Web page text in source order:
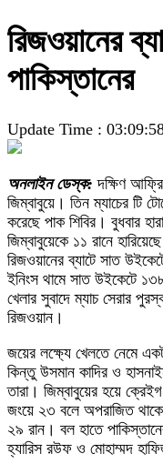
রিজওয়ানের
পাকিস্তানের
Update Time :
অনলাইন ডেস্ক: দক্ষিণ
জিম্বাবুয়ে। তিন ম্যাচের টি
করেছে পাক শিবির। বুধবার
জিম্বাবুয়েকে ১১ রানে
রিজওয়ানের ব্যাটে সাত
ইনিংস থামে সাত উইকেটে
খেলার সুবাদে ম্যাচ সেরার
রিজওয়ান।
জয়ের লক্ষ্যে খেলতে নেমে
কিন্তু উসমান কাদির ও
তারা। জিম্বাবুয়ের হয়ে
জংয়ে ২৩ বলে অপরাজিত
২৯ রান। বল হাতে
হ্যারিস রউফ ও মোহাম্মদ